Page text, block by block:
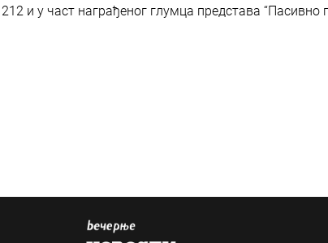
и у част награђеног глумца представа “Пасивно